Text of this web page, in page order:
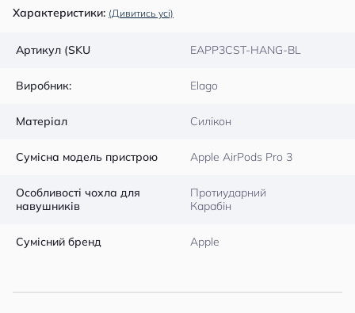
Характеристики: (Дивитись усі)
Артикул (SKU EAPP3CST-HANG-BL
Виробник: Elago
Матеріал Силікон
Сумісна модель пристрою Apple AirPods Pro 3
Особливості чохла для
навушників
Протиударний
Карабін
Сумісний бренд Apple